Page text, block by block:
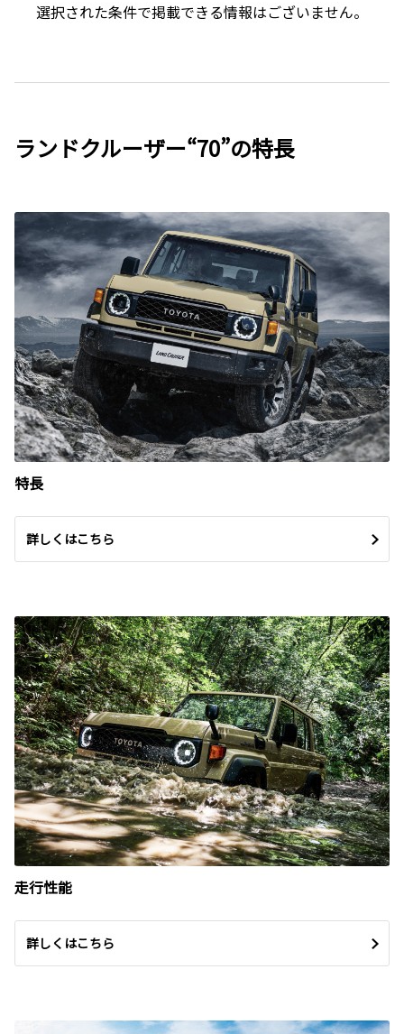
選択された条件で掲載できる情報はございません。
ランドクルーザー“70”の特長
特長
詳しくはこちら
走行性能
詳しくはこちら